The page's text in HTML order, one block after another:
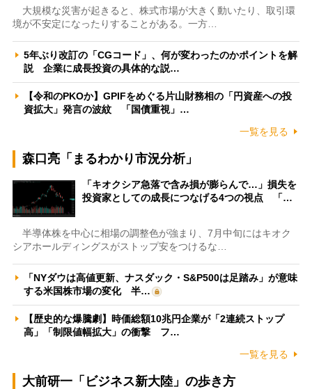
大規模な災害が起きると、株式市場が大きく動いたり、取引環
境が不安定になったりすることがある。一方…
5年ぶり改訂の「CGコード」、何が変わったのかポイントを解
説 企業に成長投資の具体的な説…
【令和のPKOか】GPIFをめぐる片山財務相の「円資産への投
資拡大」発言の波紋 「国債重視」…
一覧を見る
森口亮「まるわかり市況分析」
「キオクシア急落で含み損が膨らんで…」損失を
投資家としての成長につなげる4つの視点 「…
半導体株を中心に相場の調整色が強まり、7月中旬にはキオク
シアホールディングスがストップ安をつけるな…
「NYダウは高値更新、ナスダック・S&P500は足踏み」が意味
する米国株市場の変化 半…
【歴史的な爆騰劇】時価総額10兆円企業が「2連続ストップ
高」「制限値幅拡大」の衝撃 フ…
一覧を見る
大前研一「ビジネス新大陸」の歩き方